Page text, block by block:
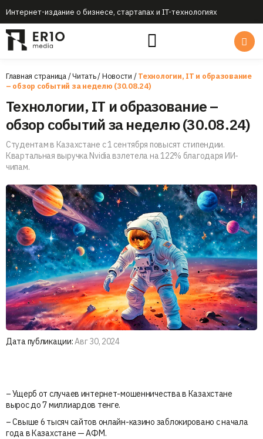
Интернет-издание о бизнесе, стартапах и IT-технологиях
Главная страница/Читать/Новости /Технологии, IT и образование
– обзор событий за неделю (30.08.24)
Технологии, IT и образование –
обзор событий за неделю (30.08.24)
Студентам в Казахстане с 1 сентября повысят стипендии.
Квартальная выручка Nvidia взлетела на 122% благодаря ИИ-
чипам.
Дата публикации:Авг 30, 2024
– Ущерб от случаев интернет-мошенничества в Казахстане
вырос до 7 миллиардов тенге.
– Свыше 6 тысяч сайтов онлайн-казино заблокировано с начала
года в Казахстане — АФМ.